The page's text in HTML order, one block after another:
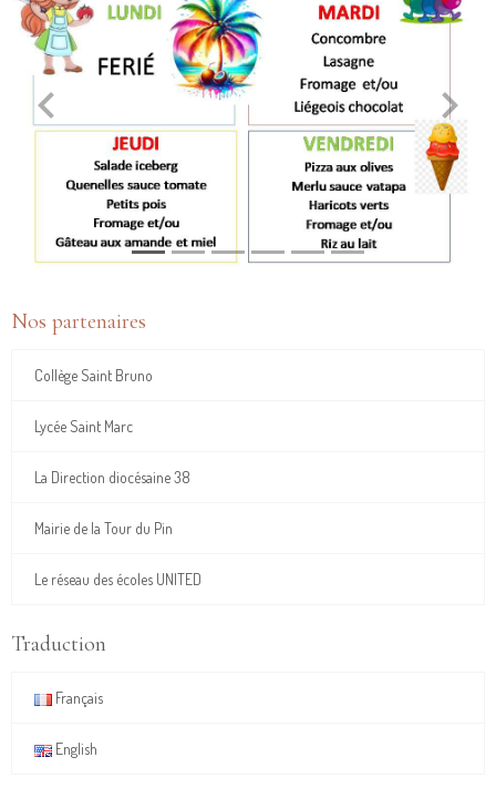
Nos partenaires
Collège Saint Bruno
Lycée Saint Marc
La Direction diocésaine 38
Mairie de la Tour du Pin
Le réseau des écoles UNITED
Traduction
Français
English